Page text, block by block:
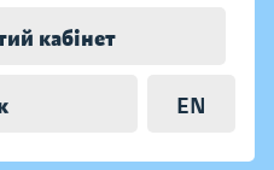
кабінет
EN